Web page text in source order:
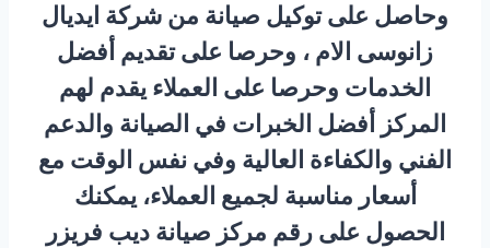
وحاصل على توكيل صيانة من شركة ايديال
زانوسى الام ، وحرصا على تقديم أفضل
الخدمات وحرصا على العملاء يقدم لهم
المركز أفضل الخبرات في الصيانة والدعم
الفني والكفاءة العالية وفي نفس الوقت مع
أسعار مناسبة لجميع العملاء، يمكنك
الحصول على رقم مركز صيانة ديب فريزر